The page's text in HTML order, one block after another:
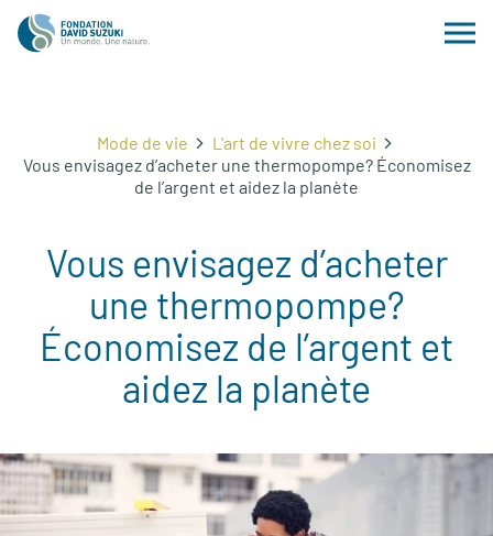
Mode de vie
L'art de vivre chez soi
Vous envisagez d’acheter une thermopompe? Économisez
de l’argent et aidez la planète
Vous envisagez d’acheter
une thermopompe?
Économisez de l’argent et
aidez la planète